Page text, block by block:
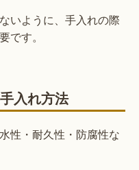
いように、手入れの際
です。
入れ方法
性・耐久性・防腐性な